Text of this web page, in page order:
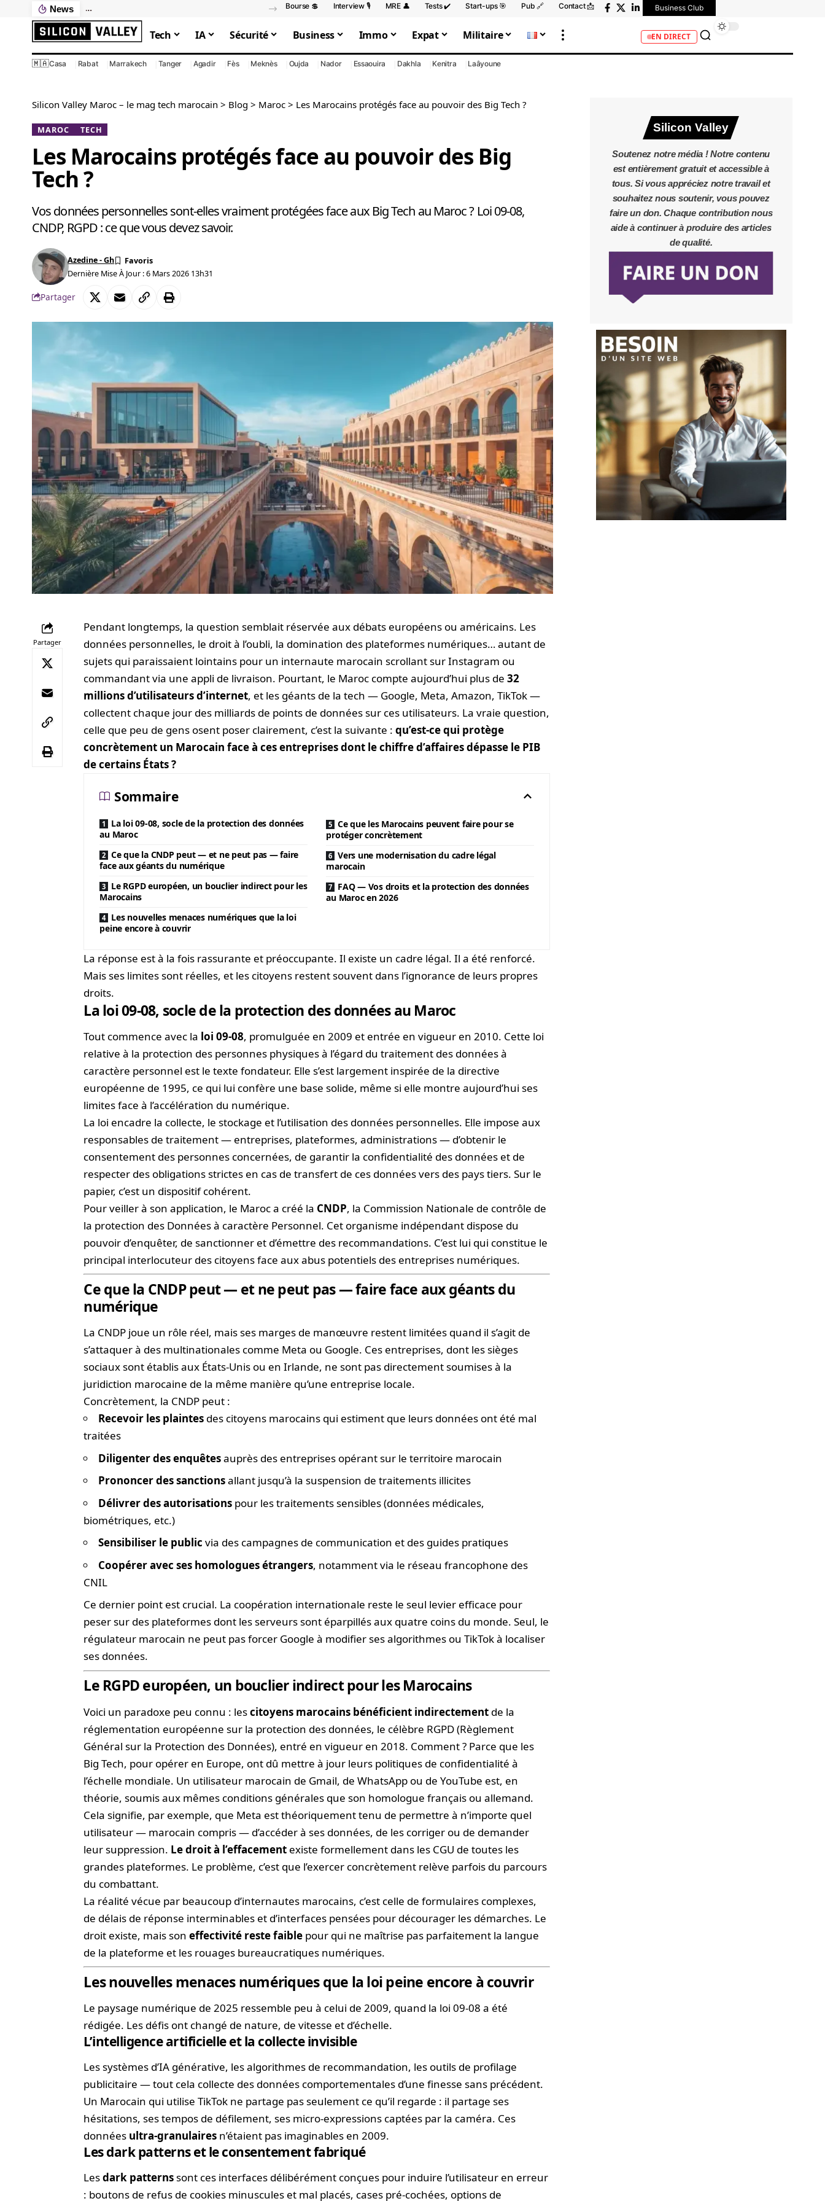
News Bourse 💲 Interview 🎙️ MRE 👤 Tests ✔️ Start-ups 🎯 Pub 🔗 Contact 📩 Business Club
Tech IA Sécurité Business Immo Expat Militaire EN DIRECT
🇲🇦Casa Rabat Marrakech Tanger Agadir Fès Meknès Oujda Nador Essaouira Dakhla Kenitra Laâyoune
Silicon Valley Maroc – le mag tech marocain > Blog > Maroc > Les Marocains protégés face au pouvoir des Big Tech ?
MAROC TECH
Les Marocains protégés face au pouvoir des Big
Tech ?
Vos données personnelles sont-elles vraiment protégées face aux Big Tech au Maroc ? Loi 09-08,
CNDP, RGPD : ce que vous devez savoir.
Dernière Mise À Jour : 6 Mars 2026 13h31
Azedine - Gh
Partager
Partager
Pendant longtemps, la question semblait réservée aux débats européens ou américains. Les
données personnelles, le droit à l’oubli, la domination des plateformes numériques… autant de
sujets qui paraissaient lointains pour un internaute marocain scrollant sur Instagram ou
commandant via une appli de livraison. Pourtant, le Maroc compte aujourd’hui plus de32
millions d’utilisateurs d’internet, et les géants de la tech — Google, Meta, Amazon, TikTok —
collectent chaque jour des milliards de points de données sur ces utilisateurs. La vraie question,
celle que peu de gens osent poser clairement, c’est la suivante :qu’est-ce qui protège
concrètement un Marocain face à ces entreprises dont le chiffre d’affaires dépasse le PIB
de certains États ?
Sommaire
La loi 09-08, socle de la protection des données
au Maroc
Ce que la CNDP peut — et ne peut pas — faire
face aux géants du numérique
Le RGPD européen, un bouclier indirect pour les
Marocains
Les nouvelles menaces numériques que la loi
peine encore à couvrir
Ce que les Marocains peuvent faire pour se
protéger concrètement
Vers une modernisation du cadre légal
marocain
FAQ — Vos droits et la protection des données
au Maroc en 2026
La réponse est à la fois rassurante et préoccupante. Il existe un cadre légal. Il a été renforcé.
Mais ses limites sont réelles, et les citoyens restent souvent dans l’ignorance de leurs propres
droits.
La loi 09-08, socle de la protection des données au Maroc
Tout commence avec la loi 09-08, promulguée en 2009 et entrée en vigueur en 2010. Cette loi
relative à la protection des personnes physiques à l’égard du traitement des données à
caractère personnel est le texte fondateur. Elle s’est largement inspirée de la directive
européenne de 1995, ce qui lui confère une base solide, même si elle montre aujourd’hui ses
limites face à l’accélération du numérique.
La loi encadre la collecte, le stockage et l’utilisation des données personnelles. Elle impose aux
responsables de traitement — entreprises, plateformes, administrations — d’obtenir le
consentement des personnes concernées, de garantir la confidentialité des données et de
respecter des obligations strictes en cas de transfert de ces données vers des pays tiers. Sur le
papier, c’est un dispositif cohérent.
Pour veiller à son application, le Maroc a créé la CNDP, la Commission Nationale de contrôle de
la protection des Données à caractère Personnel. Cet organisme indépendant dispose du
pouvoir d’enquêter, de sanctionner et d’émettre des recommandations. C’est lui qui constitue le
principal interlocuteur des citoyens face aux abus potentiels des entreprises numériques.
Ce que la CNDP peut — et ne peut pas — faire face aux géants du
numérique
La CNDP joue un rôle réel, mais ses marges de manœuvre restent limitées quand il s’agit de
s’attaquer à des multinationales comme Meta ou Google. Ces entreprises, dont les sièges
sociaux sont établis aux États-Unis ou en Irlande, ne sont pas directement soumises à la
juridiction marocaine de la même manière qu’une entreprise locale.
Concrètement, la CNDP peut :
Recevoir les plaintes des citoyens marocains qui estiment que leurs données ont été mal
traitées
Diligenter des enquêtesauprès des entreprises opérant sur le territoire marocain
Prononcer des sanctionsallant jusqu’à la suspension de traitements illicites
Délivrer des autorisations pour les traitements sensibles (données médicales,
biométriques, etc.)
Sensibiliser le public via des campagnes de communication et des guides pratiques
Coopérer avec ses homologues étrangers, notamment via le réseau francophone des
CNIL
Ce dernier point est crucial. La coopération internationale reste le seul levier efficace pour
peser sur des plateformes dont les serveurs sont éparpillés aux quatre coins du monde. Seul, le
régulateur marocain ne peut pas forcer Google à modifier ses algorithmes ou TikTok à localiser
ses données.
Le RGPD européen, un bouclier indirect pour les Marocains
Voici un paradoxe peu connu : lescitoyens marocains bénéficient indirectement de la
réglementation européenne sur la protection des données, le célèbre RGPD (Règlement
Général sur la Protection des Données), entré en vigueur en 2018. Comment ? Parce que les
Big Tech, pour opérer en Europe, ont dû mettre à jour leurs politiques de confidentialité à
l’échelle mondiale. Un utilisateur marocain de Gmail, de WhatsApp ou de YouTube est, en
théorie, soumis aux mêmes conditions générales que son homologue français ou allemand.
Cela signifie, par exemple, que Meta est théoriquement tenu de permettre à n’importe quel
utilisateur — marocain compris — d’accéder à ses données, de les corriger ou de demander
leur suppression. Le droit à l’effacement existe formellement dans les CGU de toutes les
grandes plateformes. Le problème, c’est que l’exercer concrètement relève parfois du parcours
du combattant.
La réalité vécue par beaucoup d’internautes marocains, c’est celle de formulaires complexes,
de délais de réponse interminables et d’interfaces pensées pour décourager les démarches. Le
droit existe, mais soneffectivité reste faible pour qui ne maîtrise pas parfaitement la langue
de la plateforme et les rouages bureaucratiques numériques.
Les nouvelles menaces numériques que la loi peine encore à couvrir
Le paysage numérique de 2025 ressemble peu à celui de 2009, quand la loi 09-08 a été
rédigée. Les défis ont changé de nature, de vitesse et d’échelle.
L’intelligence artificielle et la collecte invisible
Les systèmes d’IA générative, les algorithmes de recommandation, les outils de profilage
publicitaire — tout cela collecte des données comportementales d’une finesse sans précédent.
Un Marocain qui utilise TikTok ne partage pas seulement ce qu’il regarde : il partage ses
hésitations, ses tempos de défilement, ses micro-expressions captées par la caméra. Ces
données ultra-granulaires n’étaient pas imaginables en 2009.
Les dark patterns et le consentement fabriqué
Lesdark patternssont ces interfaces délibérément conçues pour induire l’utilisateur en erreur
: boutons de refus de cookies minuscules et mal placés, cases pré-cochées, options de
Silicon Valley
Soutenez notre média ! Notre contenu
est entièrement gratuit et accessible à
tous. Si vous appréciez notre travail et
souhaitez nous soutenir, vous pouvez
faire un don. Chaque contribution nous
aide à continuer à produire des articles
de qualité.